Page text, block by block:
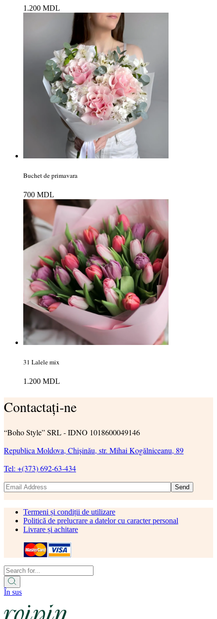
1.200 MDL
Buchet de primavara
700 MDL
31 Lalele mix
1.200 MDL
Contactați-ne
“Boho Style” SRL - IDNO 1018600049146
Republica Moldova, Chișinău, str. Mihai Kogălniceanu, 89
Tel: +(373) 692-63-434
Send
Termeni și condiții de utilizare
Politică de prelucrare a datelor cu caracter personal
Livrare și achitare
În sus